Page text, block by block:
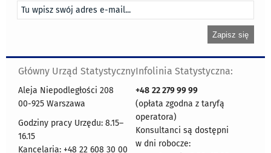
Główny Urząd Statystyczny
Aleja Niepodległości 208
00-925 Warszawa
Godziny pracy Urzędu: 8.15–
16.15
Kancelaria: +48 22 608 30 00
Infolinia Statystyczna:
+48 22 279 99 99
(opłata zgodna z taryfą
operatora)
Konsultanci są dostępni
w dni robocze: